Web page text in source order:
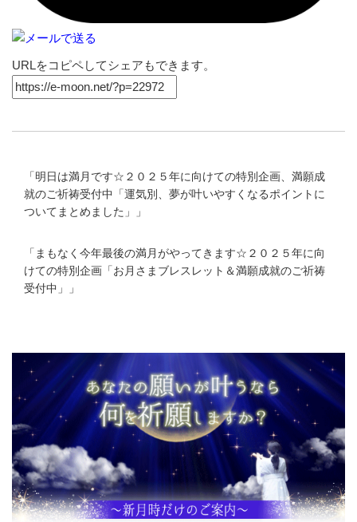
URLをコピペしてシェアもできます。
「明日は満月です☆２０２５年に向けての特別企画、満願成
就のご祈祷受付中「運気別、夢が叶いやすくなるポイントに
ついてまとめました」
」
「 まもなく今年最後の満月がやってきます☆２０２５年に向
けての特別企画「お月さまブレスレット＆満願成就のご祈祷
受付中」
」